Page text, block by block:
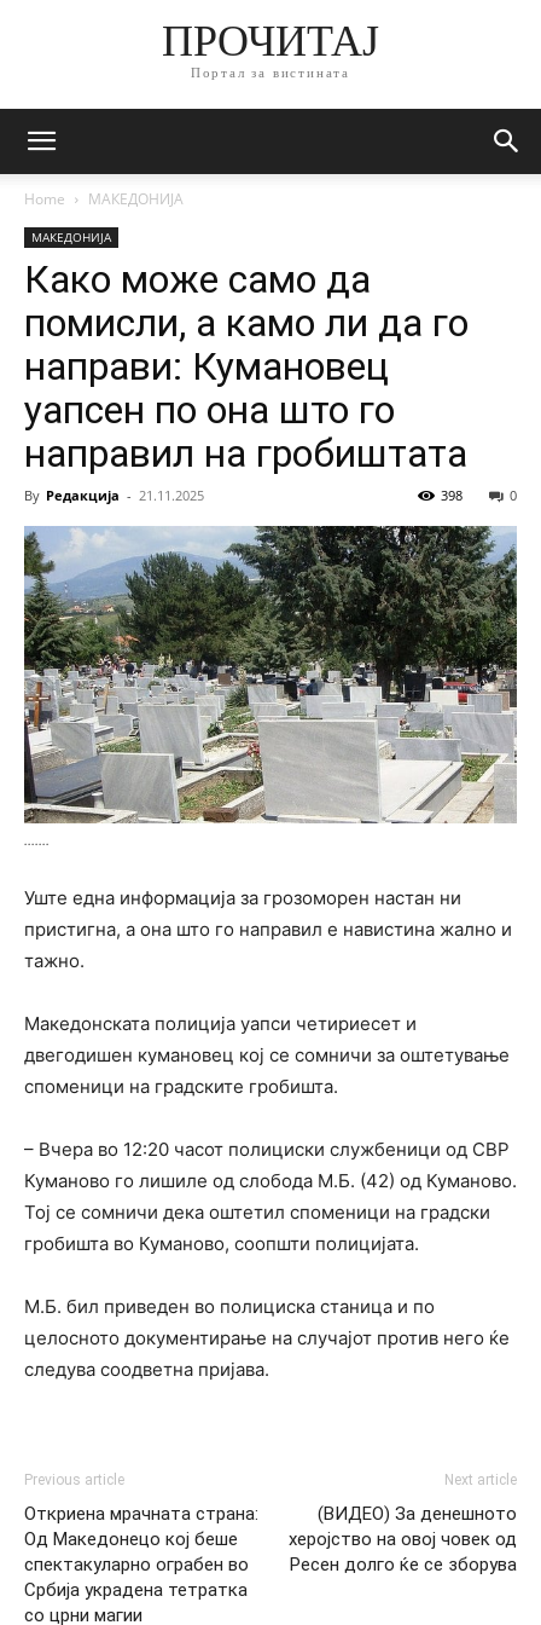
ПРОЧИТАЈ
Портал за вистината
Home МАКЕДОНИЈА
МАКЕДОНИЈА
Како може само да
помисли, а камо ли да го
направи: Кумановец
уапсен по она што го
направил на гробиштата
By Редакција - 21.11.2025 0
398
.......
Уште една информација за грозоморен настан ни
пристигна, а она што го направил е навистина жално и
тажно.
Македонската полиција уапси четириесет и
двегодишен кумановец кој се сомничи за оштетување
споменици на градските гробишта.
– Вчера во 12:20 часот полициски службеници од СВР
Куманово го лишиле од слобода М.Б. (42) од Куманово.
Тој се сомничи дека оштетил споменици на градски
гробишта во Куманово, соопшти полицијата.
М.Б. бил приведен во полициска станица и по
целосното документирање на случајот против него ќе
следува соодветна пријава.
Previous article
Откриена мрачната страна:
Од Македонецо кој беше
спектакуларно ограбен во
Србија украдена тетратка
со црни магии
Next article
(ВИДЕО) За денешното
херојство на овој човек од
Ресен долго ќе се зборува